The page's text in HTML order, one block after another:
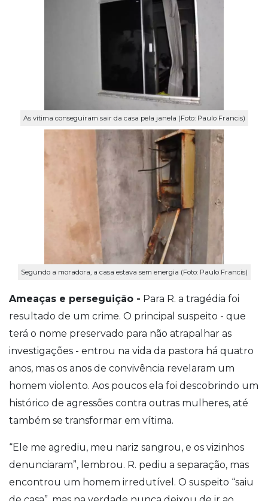
As vítima conseguiram sair da casa pela janela (Foto: Paulo Francis)
Segundo a moradora, a casa estava sem energia (Foto: Paulo Francis)
Ameaças e perseguição - Para R. a tragédia foi
resultado de um crime. O principal suspeito - que
terá o nome preservado para não atrapalhar as
investigações - entrou na vida da pastora há quatro
anos, mas os anos de convivência revelaram um
homem violento. Aos poucos ela foi descobrindo um
histórico de agressões contra outras mulheres, até
também se transformar em vítima.
“Ele me agrediu, meu nariz sangrou, e os vizinhos
denunciaram”, lembrou. R. pediu a separação, mas
encontrou um homem irredutível. O suspeito “saiu